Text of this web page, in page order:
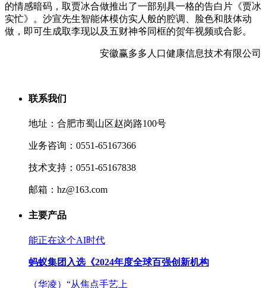
的情感暗码，取贾冰合做推出了一部别具一格的告白片《贾冰
实忙》。沙宣先生智能体模仿实人般的腔调、脸色和肢体动
做，即可生成取李现以及五财神爷同框的贺年视频或合影。
安徽赢多多人口健康信息技术有限公司
联系我们
地址：合肥市蜀山区赵岗路100号
业务咨询：0551-65167366
技术支持：0551-65167838
邮箱：hz@163.com
主要产品
能正在这个AI时代
蚂蚁集团入选《2024年度全球百强创新机构
（华凌）“从焦点手艺上